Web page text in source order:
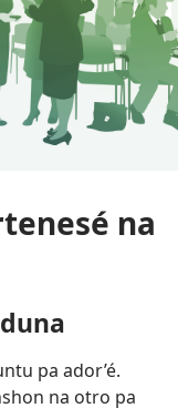
na
pa ador’é.
na otro pa